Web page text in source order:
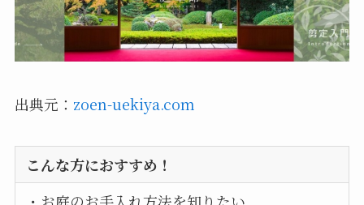
出典元： zoen-uekiya.com
こんな方におすすめ！